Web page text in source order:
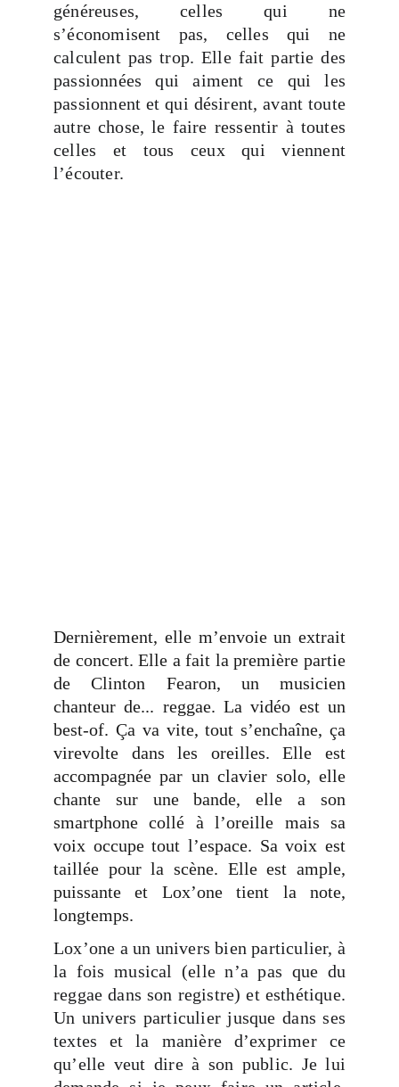
généreuses, celles qui ne
s’économisent pas, celles qui ne
calculent pas trop. Elle fait partie des
passionnées qui aiment ce qui les
passionnent et qui désirent, avant toute
autre chose, le faire ressentir à toutes
celles et tous ceux qui viennent
l’écouter.
Dernièrement, elle m’envoie un extrait
de concert. Elle a fait la première partie
de Clinton Fearon, un musicien
chanteur de... reggae. La vidéo est un
best-of. Ça va vite, tout s’enchaîne, ça
virevolte dans les oreilles. Elle est
accompagnée par un clavier solo, elle
chante sur une bande, elle a son
smartphone collé à l’oreille mais sa
voix occupe tout l’espace. Sa voix est
taillée pour la scène. Elle est ample,
puissante et Lox’one tient la note,
longtemps.
Lox’one a un univers bien particulier, à
la fois musical (elle n’a pas que du
reggae dans son registre) et esthétique.
Un univers particulier jusque dans ses
textes et la manière d’exprimer ce
qu’elle veut dire à son public. Je lui